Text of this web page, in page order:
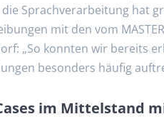
Sprachverarbeitung hat
mit den vom
„So konnten wir bereits
besonders häufig
im Mittelstand